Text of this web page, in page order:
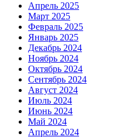
Апрель 2025
Март 2025
Февраль 2025
Январь 2025
Декабрь 2024
Ноябрь 2024
Октябрь 2024
Сентябрь 2024
Август 2024
Июль 2024
Июнь 2024
Май 2024
Апрель 2024